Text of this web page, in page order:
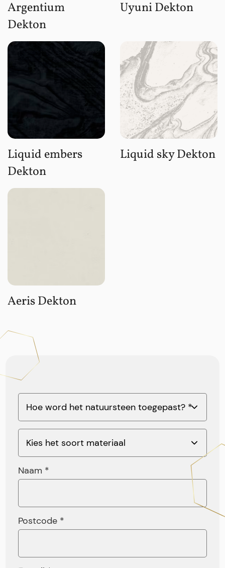
Argentium
Dekton
Uyuni Dekton
Liquid embers
Dekton
Liquid sky Dekton
Aeris Dekton
Naam *
Postcode *